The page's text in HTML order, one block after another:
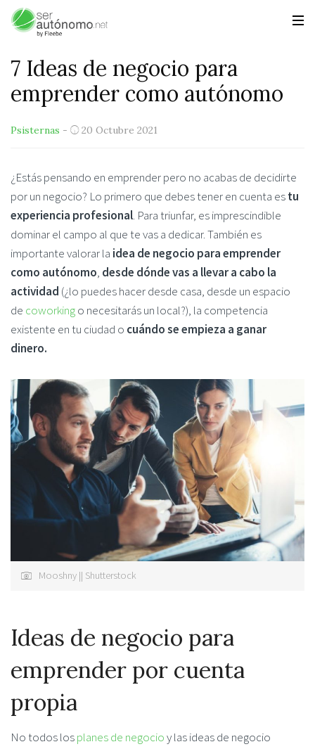
7 Ideas de negocio para
emprender como autónomo
Psisternas - 20 Octubre 2021
¿Estás pensando en emprender pero no acabas de decidirte
por un negocio? Lo primero que debes tener en cuenta estu
experiencia profesional. Para triunfar, es imprescindible
dominar el campo al que te vas a dedicar. También es
importante valorar la idea de negocio para emprender
como autónomo, desde dónde vas a llevar a cabo la
actividad (¿lo puedes hacer desde casa, desde un espacio
de coworkingo necesitarás un local?), la competencia
existente en tu ciudad o cuándo se empieza a ganar
dinero.
Mooshny || Shutterstock
Ideas de negocio para
emprender por cuenta
propia
No todos losplanes de negocioy las ideas de negocio